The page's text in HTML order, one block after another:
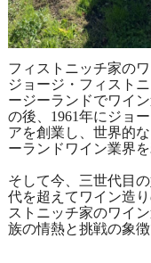
フィストニッチ家の
ジョージ・フィスト
ージーランドでワイ
の後、1961年にジョ
アを創業し、世界的
ーランドワイン業界
そして今、三世代目
代を超えてワイン造
ストニッチ家のワイ
族の情熱と挑戦の象徴